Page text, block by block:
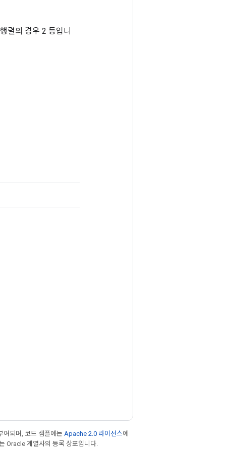
렬의 경우 2 등입니
여되며, 코드 샘플에는 Apache 2.0 라이선스에
Oracle 계열사의 등록 상표입니다.